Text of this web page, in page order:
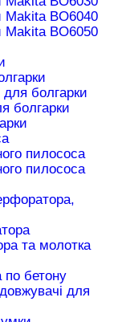
Makita BO6040
Makita BO6050
для болгарки
болгарки
пилососа
пилососа
та молотка
по бетону
для